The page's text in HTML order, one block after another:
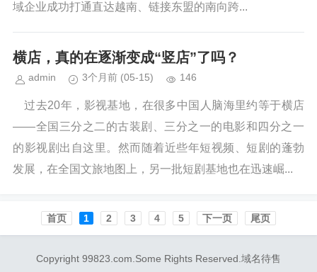
域企业成功打通直达越南、链接东盟的南向跨...
横店，真的在逐渐变成“竖店”了吗？
admin 3个月前 (05-15) 146
过去20年，影视基地，在很多中国人脑海里约等于横店
——全国三分之二的古装剧、三分之一的电影和四分之一
的影视剧出自这里。然而随着近些年短视频、短剧的蓬勃
发展，在全国文旅地图上，另一批短剧基地也在迅速崛...
首页️ 1 2 3 4 5 下一页 尾页
Copyright 99823.com.Some Rights Reserved.域名待售